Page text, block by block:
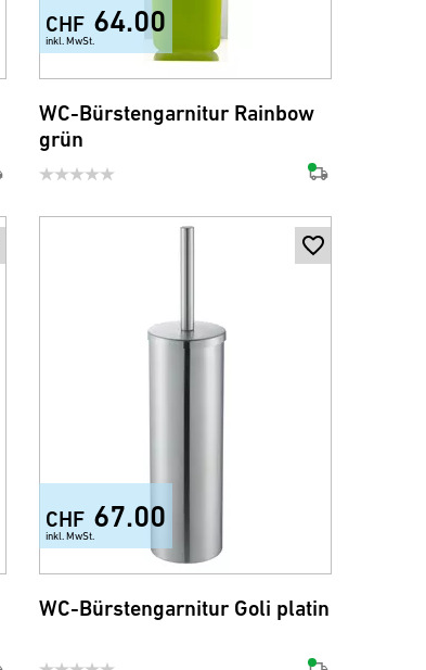
+3
CHF 64.00
inkl. MwSt.
WC-Bürstengarnitur Rainbow
grün
CHF 67.00
inkl. MwSt.
WC-Bürstengarnitur Goli platin